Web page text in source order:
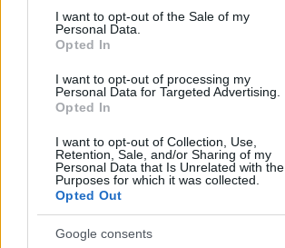
consent section.
I want to opt-out of the Sale of my
Personal Data.
Opted In
I want to opt-out of processing my
Personal Data for Targeted Advertising.
Opted In
I want to opt-out of Collection, Use,
Retention, Sale, and/or Sharing of my
Personal Data that Is Unrelated with the
Purposes for which it was collected.
Opted Out
Google consents